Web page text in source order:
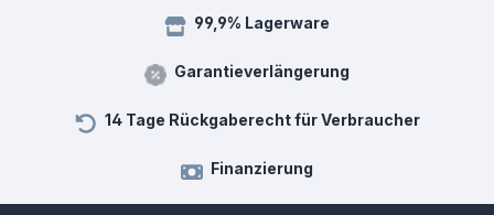
99,9% Lagerware
Garantieverlängerung
14 Tage Rückgaberecht für Verbraucher
Finanzierung